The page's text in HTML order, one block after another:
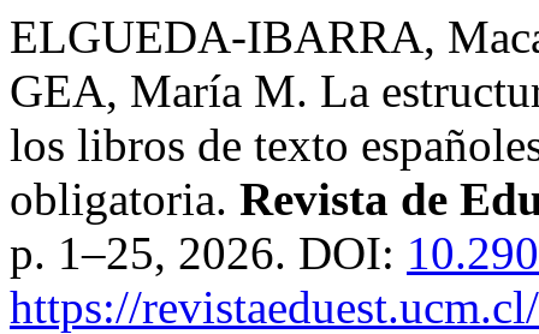
ELGUEDA-IBARRA,
GEA, María M. La
los libros de texto
obligatoria. Revista de
p. 1–25, 2026. DOI:
https://